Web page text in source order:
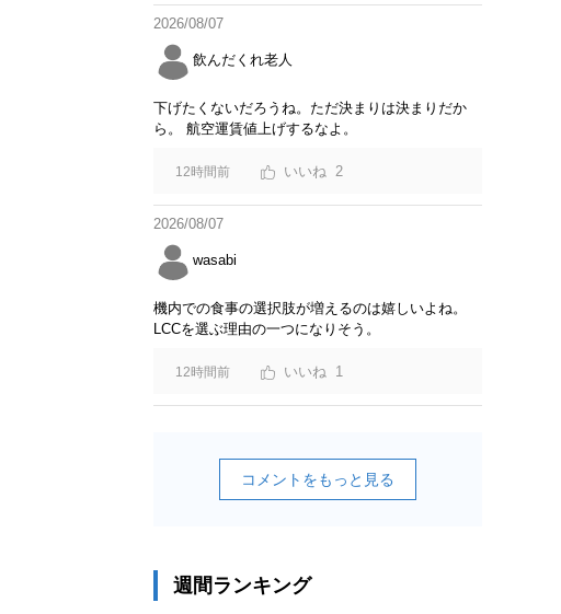
2026/08/07
飲んだくれ老人
下げたくないだろうね。ただ決まりは決まりだか
ら。 航空運賃値上げするなよ。
12時間前 2
2026/08/07
wasabi
機内での食事の選択肢が増えるのは嬉しいよね。
LCCを選ぶ理由の一つになりそう。
12時間前 1
コメントをもっと見る
週間ランキング